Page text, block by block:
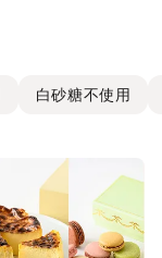
白砂糖不使用